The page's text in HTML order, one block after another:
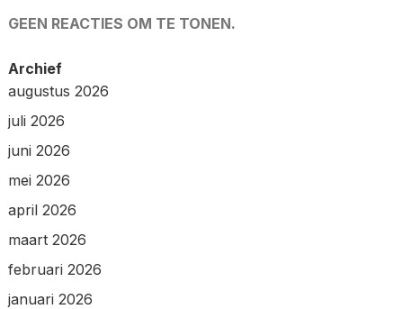
GEEN REACTIES OM TE TONEN.
Archief
augustus 2026
juli 2026
juni 2026
mei 2026
april 2026
maart 2026
februari 2026
januari 2026